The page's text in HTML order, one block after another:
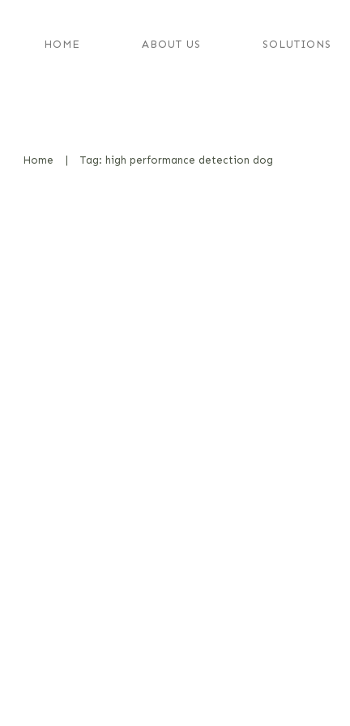
HOME ABOUT US SOLUTIONS
Home Tag: high performance detection dog